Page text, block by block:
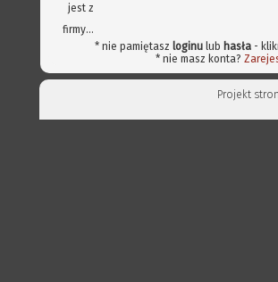
jest z
firmy...
* nie pamiętasz loginu lub hasła -
* nie masz konta?
Projekt